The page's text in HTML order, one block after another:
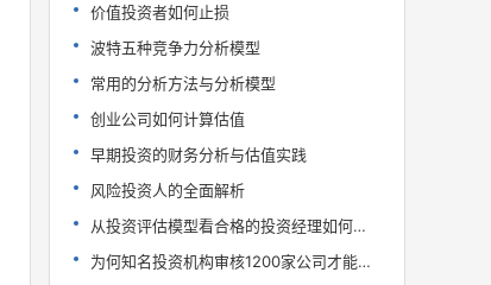
价值投资者如何止损
波特五种竞争力分析模型
常用的分析方法与分析模型
创业公司如何计算估值
早期投资的财务分析与估值实践
风险投资人的全面解析
从投资评估模型看合格的投资经理如何炼成
为何知名投资机构审核1200家公司才能投10家?